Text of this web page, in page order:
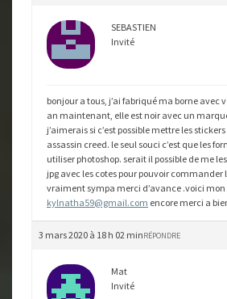
SEBASTIEN
Invité
bonjour a tous, j’ai fabriqué ma borne avec
an maintenant, elle est noir avec un
j’aimerais si c’est possible mettre les
assassin creed. le seul souci c’est que les
utiliser photoshop. serait il possible de me
jpg avec les cotes pour pouvoir commander
vraiment sympa merci d’avance .voici
kylnatha59@gmail.com encore merci a
3 mars 2020 à 18 h 02 minRÉPONDRE
Mat
Invité